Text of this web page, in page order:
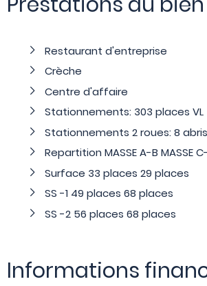
Restaurant d'entreprise
Crèche
Centre d'affaire
Stationnements: 303 places VL
Stationnements 2 roues: 8
Repartition MASSE A-B MASSE
Surface 33 places 29 places
SS -1 49 places 68 places
SS -2 56 places 68 places
Informations